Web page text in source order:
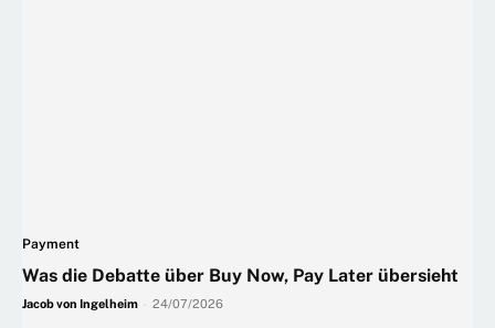
Payment
Was die Debatte über Buy Now, Pay Later übersieht
Jacob von Ingelheim 24/07/2026